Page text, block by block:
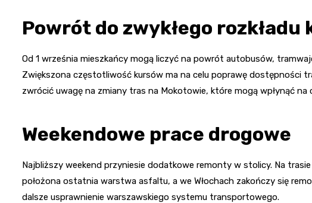
Powrót do zwykłego
Od 1 września mieszkańcy mogą liczyć na powrót autobusów,
Zwiększona częstotliwość kursów ma na celu poprawę dostępności
zwrócić uwagę na zmiany tras na Mokotowie, które mogą wpłynąć na
Weekendowe prace drogowe
Najbliższy weekend przyniesie dodatkowe remonty w stolicy. Na
położona ostatnia warstwa asfaltu, a we Włochach zakończy się
dalsze usprawnienie warszawskiego systemu transportowego.